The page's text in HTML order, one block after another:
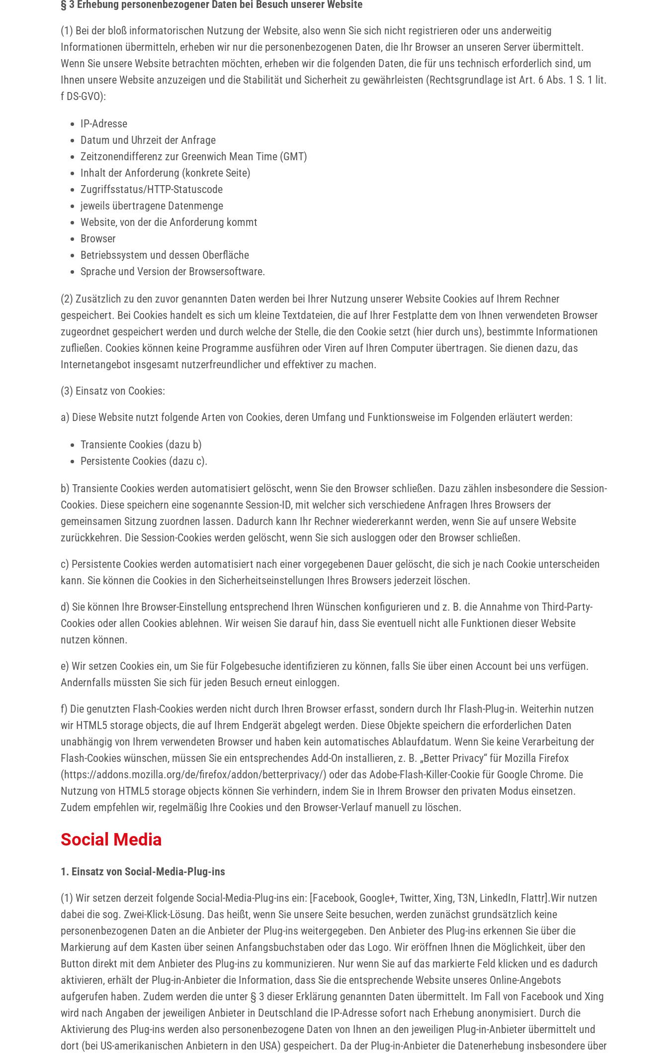
§ 3 Erhebung personenbezogener Daten bei Besuch unserer Website
(1) Bei der bloß informatorischen Nutzung der Website, also wenn Sie sich nicht registrieren oder uns anderweitig
Informationen übermitteln, erheben wir nur die personenbezogenen Daten, die Ihr Browser an unseren Server übermittelt.
Wenn Sie unsere Website betrachten möchten, erheben wir die folgenden Daten, die für uns technisch erforderlich sind, um
Ihnen unsere Website anzuzeigen und die Stabilität und Sicherheit zu gewährleisten (Rechtsgrundlage ist Art. 6 Abs. 1 S. 1 lit.
f DS-GVO):
IP-Adresse
Datum und Uhrzeit der Anfrage
Zeitzonendifferenz zur Greenwich Mean Time (GMT)
Inhalt der Anforderung (konkrete Seite)
Zugriffsstatus/HTTP-Statuscode
jeweils übertragene Datenmenge
Website, von der die Anforderung kommt
Browser
Betriebssystem und dessen Oberfläche
Sprache und Version der Browsersoftware.
(2) Zusätzlich zu den zuvor genannten Daten werden bei Ihrer Nutzung unserer Website Cookies auf Ihrem Rechner
gespeichert. Bei Cookies handelt es sich um kleine Textdateien, die auf Ihrer Festplatte dem von Ihnen verwendeten Browser
zugeordnet gespeichert werden und durch welche der Stelle, die den Cookie setzt (hier durch uns), bestimmte Informationen
zufließen. Cookies können keine Programme ausführen oder Viren auf Ihren Computer übertragen. Sie dienen dazu, das
Internetangebot insgesamt nutzerfreundlicher und effektiver zu machen.
(3) Einsatz von Cookies:
a) Diese Website nutzt folgende Arten von Cookies, deren Umfang und Funktionsweise im Folgenden erläutert werden:
Transiente Cookies (dazu b)
Persistente Cookies (dazu c).
b) Transiente Cookies werden automatisiert gelöscht, wenn Sie den Browser schließen. Dazu zählen insbesondere die Session-
Cookies. Diese speichern eine sogenannte Session-ID, mit welcher sich verschiedene Anfragen Ihres Browsers der
gemeinsamen Sitzung zuordnen lassen. Dadurch kann Ihr Rechner wiedererkannt werden, wenn Sie auf unsere Website
zurückkehren. Die Session-Cookies werden gelöscht, wenn Sie sich ausloggen oder den Browser schließen.
c) Persistente Cookies werden automatisiert nach einer vorgegebenen Dauer gelöscht, die sich je nach Cookie unterscheiden
kann. Sie können die Cookies in den Sicherheitseinstellungen Ihres Browsers jederzeit löschen.
d) Sie können Ihre Browser-Einstellung entsprechend Ihren Wünschen konfigurieren und z. B. die Annahme von Third-Party-
Cookies oder allen Cookies ablehnen. Wir weisen Sie darauf hin, dass Sie eventuell nicht alle Funktionen dieser Website
nutzen können.
e) Wir setzen Cookies ein, um Sie für Folgebesuche identifizieren zu können, falls Sie über einen Account bei uns verfügen.
Andernfalls müssten Sie sich für jeden Besuch erneut einloggen.
f) Die genutzten Flash-Cookies werden nicht durch Ihren Browser erfasst, sondern durch Ihr Flash-Plug-in. Weiterhin nutzen
wir HTML5 storage objects, die auf Ihrem Endgerät abgelegt werden. Diese Objekte speichern die erforderlichen Daten
unabhängig von Ihrem verwendeten Browser und haben kein automatisches Ablaufdatum. Wenn Sie keine Verarbeitung der
Flash-Cookies wünschen, müssen Sie ein entsprechendes Add-On installieren, z. B. „Better Privacy“ für Mozilla Firefox
(https://addons.mozilla.org/de/firefox/addon/betterprivacy/) oder das Adobe-Flash-Killer-Cookie für Google Chrome. Die
Nutzung von HTML5 storage objects können Sie verhindern, indem Sie in Ihrem Browser den privaten Modus einsetzen.
Zudem empfehlen wir, regelmäßig Ihre Cookies und den Browser-Verlauf manuell zu löschen.
Social Media
1. Einsatz von Social-Media-Plug-ins
(1) Wir setzen derzeit folgende Social-Media-Plug-ins ein: [Facebook, Google+, Twitter, Xing, T3N, LinkedIn, Flattr].Wir nutzen
dabei die sog. Zwei-Klick-Lösung. Das heißt, wenn Sie unsere Seite besuchen, werden zunächst grundsätzlich keine
personenbezogenen Daten an die Anbieter der Plug-ins weitergegeben. Den Anbieter des Plug-ins erkennen Sie über die
Markierung auf dem Kasten über seinen Anfangsbuchstaben oder das Logo. Wir eröffnen Ihnen die Möglichkeit, über den
Button direkt mit dem Anbieter des Plug-ins zu kommunizieren. Nur wenn Sie auf das markierte Feld klicken und es dadurch
aktivieren, erhält der Plug-in-Anbieter die Information, dass Sie die entsprechende Website unseres Online-Angebots
aufgerufen haben. Zudem werden die unter § 3 dieser Erklärung genannten Daten übermittelt. Im Fall von Facebook und Xing
wird nach Angaben der jeweiligen Anbieter in Deutschland die IP-Adresse sofort nach Erhebung anonymisiert. Durch die
Aktivierung des Plug-ins werden also personenbezogene Daten von Ihnen an den jeweiligen Plug-in-Anbieter übermittelt und
dort (bei US-amerikanischen Anbietern in den USA) gespeichert. Da der Plug-in-Anbieter die Datenerhebung insbesondere über